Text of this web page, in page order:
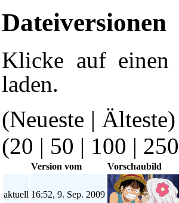
Dateiversionen
Klicke auf einen
laden.
(Neueste |
(20 | 50 | 100 | 250
Version vom Vorschaubild
aktuell 16:52, 9. Sep. 2009